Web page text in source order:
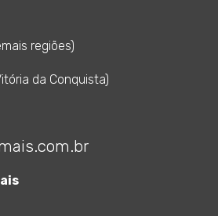
regiões)
da Conquista)